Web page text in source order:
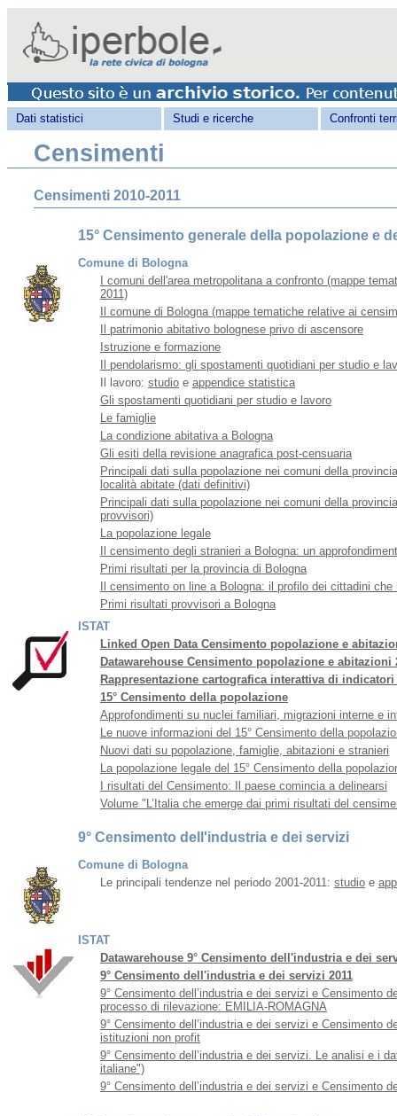
Dati statistici Studi e ricerche Confronti
Censimenti
Censimenti 2010-2011
15° Censimento generale della popolazione e
Comune di Bologna
I comuni dell'area metropolitana a confronto (mappe
2011)
Il comune di Bologna (mappe tematiche relative ai
Il patrimonio abitativo bolognese privo di ascensore
Istruzione e formazione
Il pendolarismo: gli spostamenti quotidiani per studio e
Il lavoro: studio e appendice statistica
Gli spostamenti quotidiani per studio e lavoro
Le famiglie
La condizione abitativa a Bologna
Gli esiti della revisione anagrafica post-censuaria
Principali dati sulla popolazione nei comuni della
località abitate (dati definitivi)
Principali dati sulla popolazione nei comuni della
provvisori)
La popolazione legale
Il censimento degli stranieri a Bologna: un
Primi risultati per la provincia di Bologna
Il censimento on line a Bologna: il profilo dei cittadini
Primi risultati provvisori a Bologna
ISTAT
Linked Open Data Censimento popolazione e
Datawarehouse Censimento popolazione e abitazioni
Rappresentazione cartografica interattiva di
15° Censimento della popolazione
Approfondimenti su nuclei familiari, migrazioni interne e
Le nuove informazioni del 15° Censimento della
Nuovi dati su popolazione, famiglie, abitazioni e stranieri
La popolazione legale del 15° Censimento della
I risultati del Censimento: Il paese comincia a delinearsi
Volume "L’Italia che emerge dai primi risultati del
9° Censimento dell'industria e dei servizi
Comune di Bologna
Le principali tendenze nel periodo 2001-2011: studio e
ISTAT
Datawarehouse 9° Censimento dell'industria e dei
9° Censimento dell'industria e dei servizi 2011
9° Censimento dell’industria e dei servizi e Censimento
processo di rilevazione: EMILIA-ROMAGNA
9° Censimento dell’industria e dei servizi e Censimento
istituzioni non profit
9° Censimento dell’industria e dei servizi. Le analisi e i
italiane")
9° Censimento dell’industria e dei servizi e Censimento